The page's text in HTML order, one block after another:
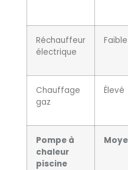
Réchauffeur
électrique
Faible
Chauffage
gaz
Élevé
Pompe à
chaleur
piscine